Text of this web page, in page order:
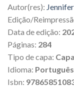
Autor(res):
Edição/
Data de edição:
Páginas: 284
Tipo de capa:
Idioma: Português
Isbn: